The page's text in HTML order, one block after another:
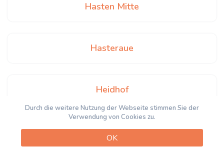
Hasten Mitte
Hasteraue
Heidhof
Heintjeshammer
Durch die weitere Nutzung der Webseite stimmen Sie der
Verwendung von Cookies zu.
OK